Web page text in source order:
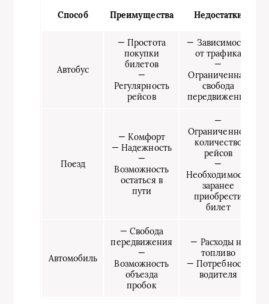
Способ Преимущества Недостатки
Автобус
— Простота
покупки
билетов
—
Регулярность
рейсов
— Зависимость
от трафика
—
Ограниченная
свобода
передвижения
Поезд
— Комфорт
— Надежность
—
Возможность
остаться в
пути
—
Ограниченное
количество
рейсов
—
Необходимость
заранее
приобрести
билет
Автомобиль
— Свобода
передвижения
—
Возможность
объезда
пробок
— Расходы на
топливо
— Потребность
водителя